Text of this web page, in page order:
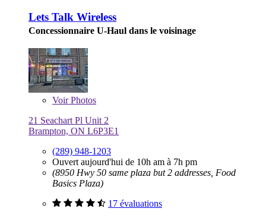
Lets Talk Wireless
Concessionnaire U-Haul dans le voisinage
VoirPhotos
21 Seachart Pl Unit 2
Brampton, ON L6P3E1
(289) 948-1203
Ouvert aujourd'hui de 10h am à 7h pm
(8950 Hwy 50 same plaza but 2 addresses, Food
Basics Plaza)
17 évaluations